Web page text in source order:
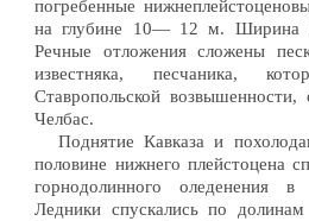
погребенные
на глубине 10— 12 м.
Речные отложения сложены
известняка, песчаника,
Ставропольской возвышенности,
Челбас.
Поднятие Кавказа и
половине нижнего плейстоцена
горнодолинного оледенения
Ледники спускались по